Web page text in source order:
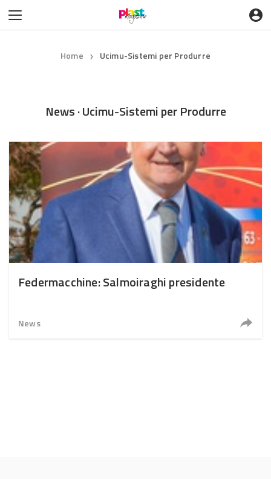
Home ❯ Ucimu-Sistemi per Produrre
News · Ucimu-Sistemi per Produrre
Federmacchine: Salmoiraghi presidente
News